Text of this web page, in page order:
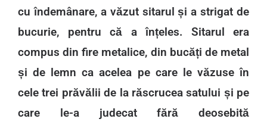
cu îndemânare, a văzut sitarul și a strigat de
bucurie, pentru că a înțeles. Sitarul era
compus din fire metalice, din bucăți de metal
și de lemn ca acelea pe care le văzuse în
cele trei prăvălii de la răscrucea satului și pe
care le-a judecat fără deosebită